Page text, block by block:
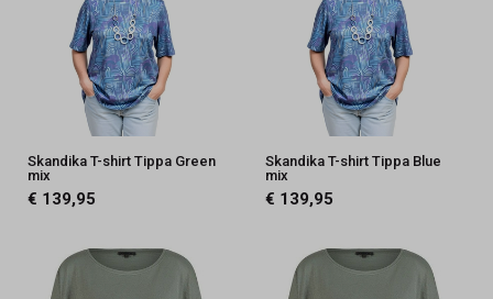
Skandika T-shirt Tippa Green
mix
€ 139,95
Skandika T-shirt Tippa Blue
mix
€ 139,95